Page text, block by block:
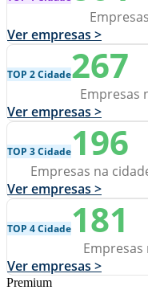
Ver empresas >
TOP 2 Cidade267
Empresas
Ver empresas >
TOP 3 Cidade196
Empresas na
Ver empresas >
TOP 4 Cidade181
Empresas
Ver empresas >
Premium